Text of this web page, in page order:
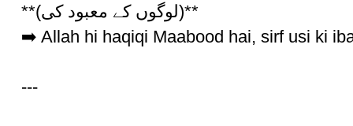
**(لوگوں کے معبود کی)**
➡️ Allah hi haqiqi Maabood hai, sirf usi ki
---